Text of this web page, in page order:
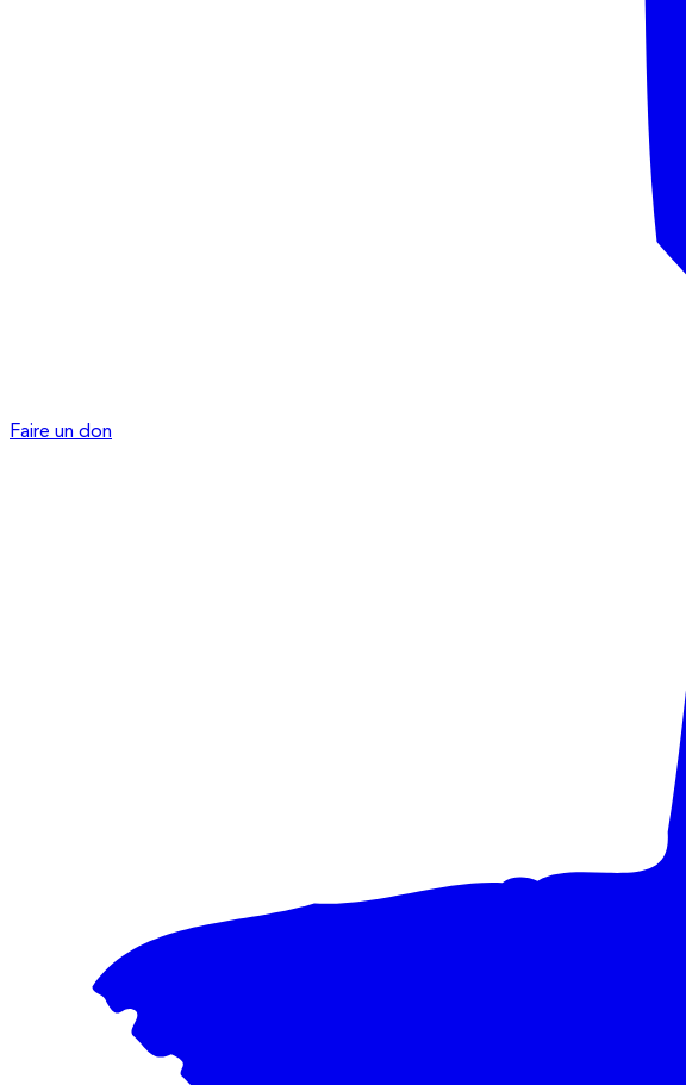
Faire un don